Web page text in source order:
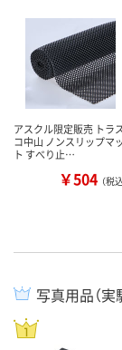
アスクル限定販売 トラス
コ中山 ノンスリップマッ
ト すべり止…
￥504 （税
写真用品（